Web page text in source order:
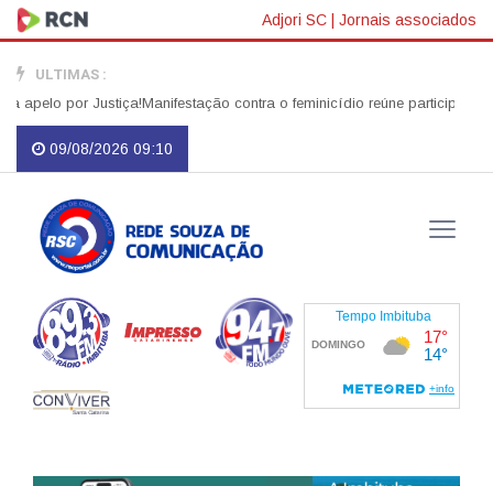
Adjori SC | Jornais associados
ULTIMAS :
por Justiça!Manifestação contra o feminicídio reúne participantes no
09/08/2026 09:10